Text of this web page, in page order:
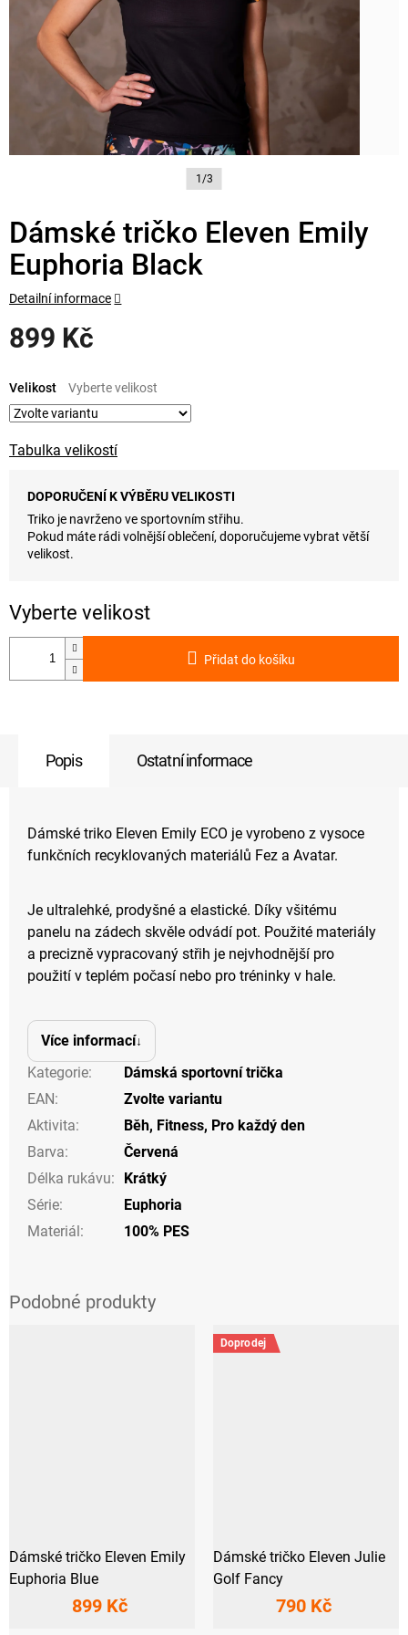
1/3
Dámské tričko Eleven Emily
Euphoria Black
899 Kč
cena:
Tabulka velikostí
DOPORUČENÍ K VÝBĚRU VELIKOSTI
Triko je navrženo ve sportovním střihu.
Pokud máte rádi volnější oblečení, doporučujeme vybrat větší
velikost.
Velikost
Přidat do košíku
Detailní informace
Popis Ostatní informace
Dámské triko Eleven Emily ECO je vyrobeno z vysoce
funkčních recyklovaných materiálů Fez a Avatar.
Je ultralehké, prodyšné a elastické. Díky všitému
panelu na zádech skvěle odvádí pot. Použité materiály
a precizně vypracovaný střih je nejvhodnější pro
použití v teplém počasí nebo pro tréninky v hale.
Více informací
Kategorie:
Dámská sportovní trička
EAN:
Zvolte variantu
Aktivita: Běh, Fitness, Pro každý den
Barva:
Červená
Délka rukávu:
Krátký
Série:
Euphoria
Materiál: 100% PES
Dámské tričko Eleven Emily
Euphoria Blue
899 Kč
Doprodej
Dámské tričko Eleven Julie
Golf Fancy
790 Kč